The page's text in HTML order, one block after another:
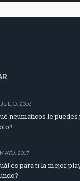
2016
neumáticos le
2017
es para ti la mejor